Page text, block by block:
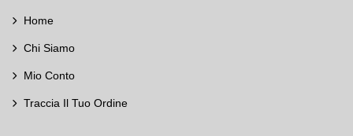
Home
Chi Siamo
Mio Conto
Traccia Il Tuo Ordine